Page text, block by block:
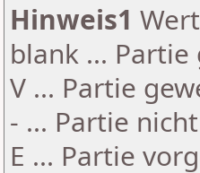
Hinweis1
blank ...
V ... Partie
- ... Partie
E ... Partie